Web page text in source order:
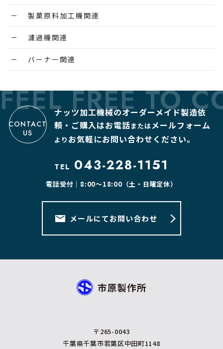
製菓原料加工機関連
濾過機関連
バーナー関連
FEEL FREE TO
CONTACT
US
ナッツ加工機械のオーダーメイド製造依
頼・ご購入はお電話またはメールフォーム
より お気軽にお問い合わせください。
TEL 043-228-1151
電話受付｜8:00〜18:00（土・日曜定休）
メールにてお問い合わせ
〒265-0043
千葉県千葉市若葉区中田町1148